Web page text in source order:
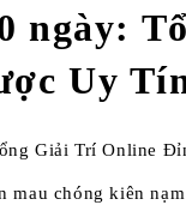
ngày:
Uy
mau chóng kiên